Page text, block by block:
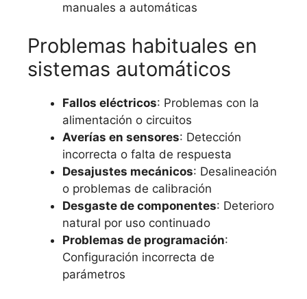
manuales a automáticas
Problemas habituales en
sistemas automáticos
Fallos eléctricos: Problemas con la
alimentación o circuitos
Averías en sensores: Detección
incorrecta o falta de respuesta
Desajustes mecánicos: Desalineación
o problemas de calibración
Desgaste de componentes: Deterioro
natural por uso continuado
Problemas de programación:
Configuración incorrecta de
parámetros